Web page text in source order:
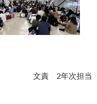
文責 2年次担当